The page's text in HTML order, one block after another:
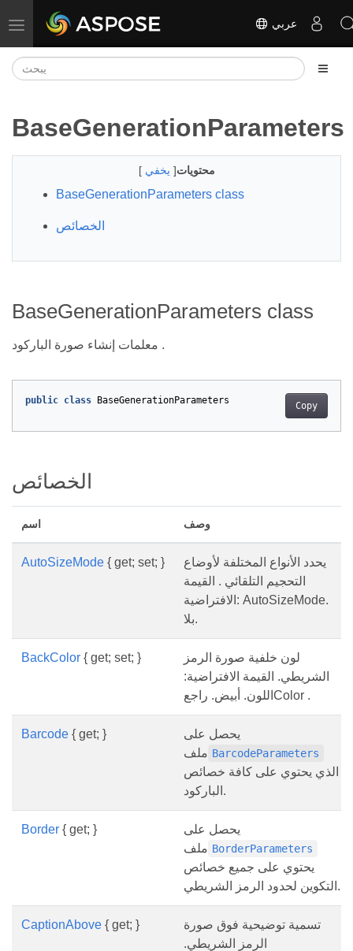
تبديل التنقل عربي
BaseGenerationParameters
محتويات[ يخفي]
BaseGenerationParameters class
الخصائص
BaseGenerationParameters class
معلمات إنشاء صورة الباركود .
Copy
public class BaseGenerationParameters
الخصائص
اسم وصف
AutoSizeMode { get; set; }
يحدد الأنواع المختلفة لأوضاع
التحجيم التلقائي . القيمة
الافتراضية: AutoSizeMode.
بلا.
BackColor { get; set; }
لون خلفية صورة الرمز
الشريطي. القيمة الافتراضية:
اللون. أبيض. راجعColor .
Barcode { get; }
يحصل على
ملف BarcodeParameters
الذي يحتوي على كافة خصائص
الباركود.
Border { get; }
يحصل على
ملف BorderParameters
يحتوي على جميع خصائص
التكوين لحدود الرمز الشريطي.
CaptionAbove { get; }
تسمية توضيحية فوق صورة
الرمز الشريطي.